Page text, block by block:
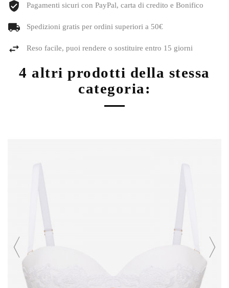
Pagamenti sicuri con PayPal, carta di credito e Bonifico
Spedizioni gratis per ordini superiori a 50€
Reso facile, puoi rendere o sostituire entro 15 giorni
4 altri prodotti della stessa
categoria: